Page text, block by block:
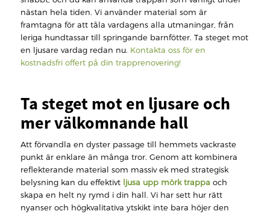
nästan hela tiden. Vi använder material som är
framtagna för att tåla vardagens alla utmaningar, från
leriga hundtassar till springande barnfötter. Ta steget mot
en ljusare vardag redan nu. Kontakta oss för en
kostnadsfri offert på din trapprenovering!
Ta steget mot en ljusare och
mer välkomnande hall
Att förvandla en dyster passage till hemmets vackraste
punkt är enklare än många tror. Genom att kombinera
reflekterande material som massiv ek med strategisk
belysning kan du effektivt ljusa upp mörk trappa och
skapa en helt ny rymd i din hall. Vi har sett hur rätt
nyanser och högkvalitativa ytskikt inte bara höjer den